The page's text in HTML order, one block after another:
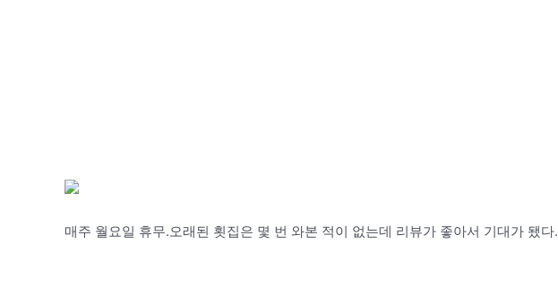
매주 월요일 휴무.오래된 횟집은 몇 번 와본 적이 없는데 리뷰가 좋아서 기대가 됐다.